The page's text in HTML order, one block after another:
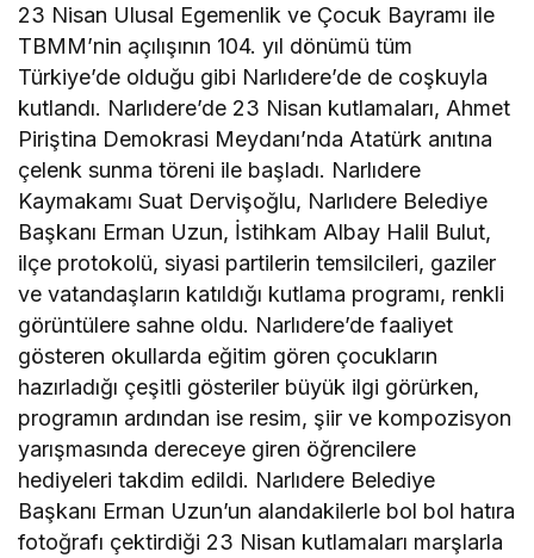
23 Nisan Ulusal Egemenlik ve Çocuk Bayramı ile
TBMM’nin açılışının 104. yıl dönümü tüm
Türkiye’de olduğu gibi Narlıdere’de de coşkuyla
kutlandı. Narlıdere’de 23 Nisan kutlamaları, Ahmet
Piriştina Demokrasi Meydanı’nda Atatürk anıtına
çelenk sunma töreni ile başladı. Narlıdere
Kaymakamı Suat Dervişoğlu, Narlıdere Belediye
Başkanı Erman Uzun, İstihkam Albay Halil Bulut,
ilçe protokolü, siyasi partilerin temsilcileri, gaziler
ve vatandaşların katıldığı kutlama programı, renkli
görüntülere sahne oldu. Narlıdere’de faaliyet
gösteren okullarda eğitim gören çocukların
hazırladığı çeşitli gösteriler büyük ilgi görürken,
programın ardından ise resim, şiir ve kompozisyon
yarışmasında dereceye giren öğrencilere
hediyeleri takdim edildi. Narlıdere Belediye
Başkanı Erman Uzun’un alandakilerle bol bol hatıra
fotoğrafı çektirdiği 23 Nisan kutlamaları marşlarla